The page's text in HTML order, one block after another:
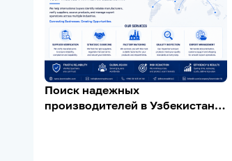
Поиск надежных
производителей в Узбекистане |